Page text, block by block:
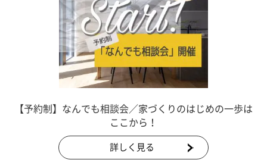
【予約制】なんでも相談会／家づくりのはじめの一歩は
ここから！
詳しく見る